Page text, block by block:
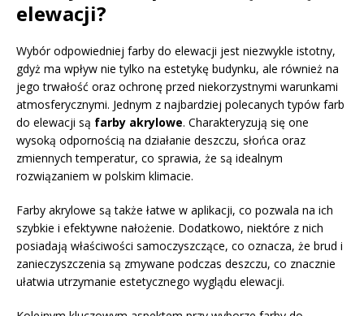
elewacji?
Wybór odpowiedniej farby do elewacji jest niezwykle istotny,
gdyż ma wpływ nie tylko na estetykę budynku, ale również na
jego trwałość oraz ochronę przed niekorzystnymi warunkami
atmosferycznymi. Jednym z najbardziej polecanych typów farb
do elewacji są farby akrylowe. Charakteryzują się one
wysoką odpornością na działanie deszczu, słońca oraz
zmiennych temperatur, co sprawia, że są idealnym
rozwiązaniem w polskim klimacie.
Farby akrylowe są także łatwe w aplikacji, co pozwala na ich
szybkie i efektywne nałożenie. Dodatkowo, niektóre z nich
posiadają właściwości samoczyszczące, co oznacza, że brud i
zanieczyszczenia są zmywane podczas deszczu, co znacznie
ułatwia utrzymanie estetycznego wyglądu elewacji.